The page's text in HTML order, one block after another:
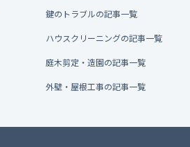
鍵のトラブルの記事一覧
ハウスクリーニングの記事一覧
庭木剪定・造園の記事一覧
外壁・屋根工事の記事一覧